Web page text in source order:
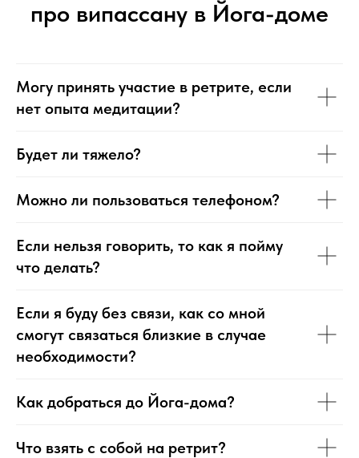
про випассану в Йога-доме
Могу принять участие в ретрите, если
нет опыта медитации?
Будет ли тяжело?
Можно ли пользоваться телефоном?
Если нельзя говорить, то как я пойму
что делать?
Если я буду без связи, как со мной
смогут связаться близкие в случае
необходимости?
Как добраться до Йога-дома?
Что взять с собой на ретрит?